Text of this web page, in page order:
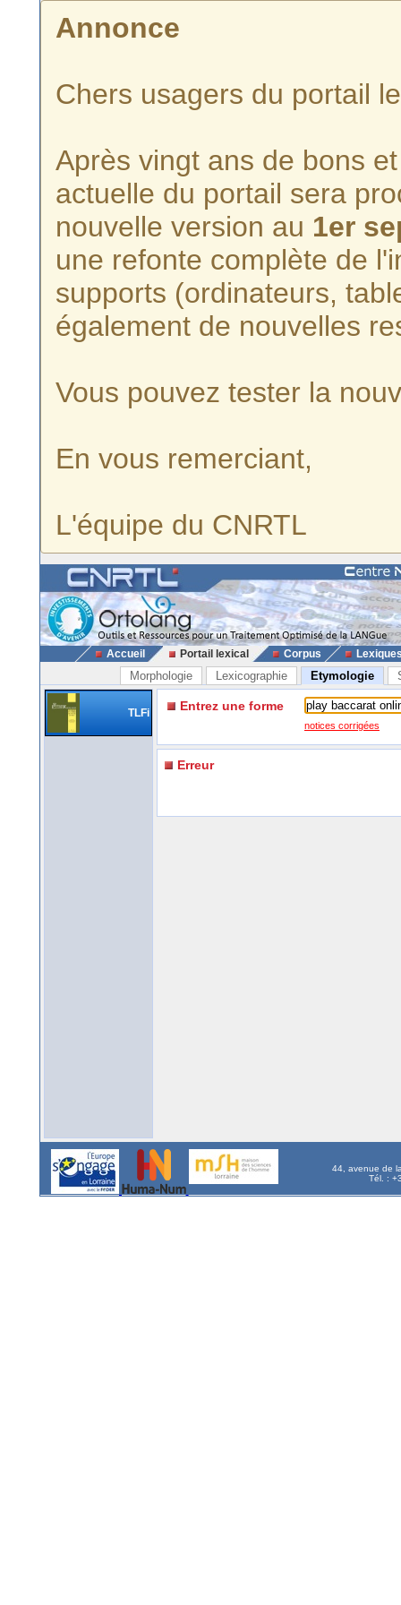
Annonce
Chers usagers du portail
Après vingt ans de bons
actuelle du portail sera
nouvelle version au 1er
une refonte complète de
supports (ordinateurs,
également de nouvelles
Vous pouvez tester la
En vous remerciant,
L'équipe du CNRTL
Accueil Portail lexical Corpus
Morphologie Lexicographie Etymologie
TLFi Entrez une forme
notices corrigées
Erreur
44, avenue de
Tél. :